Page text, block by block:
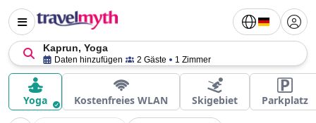
Kaprun, Yoga
Daten hinzufügen 2 Gäste 1 Zimmer
Yoga Kostenfreies WLAN Skigebiet Parkplatz